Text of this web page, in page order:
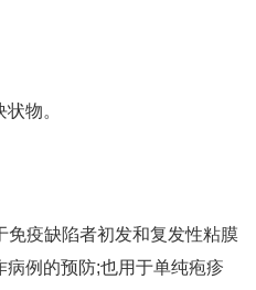
物。
免疫缺陷者初发和复发性粘膜
例的预防;也用于单纯疱疹